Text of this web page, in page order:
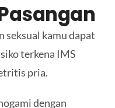
seksual kamu dapat
terkena IMS
pria.
dengan